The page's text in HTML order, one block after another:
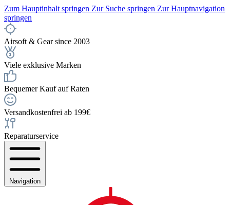
Zum Hauptinhalt springen Zur Suche springen Zur Hauptnavigation
springen
Airsoft & Gear since 2003
Viele exklusive Marken
Bequemer Kauf auf Raten
Versandkostenfrei ab 199€
Reparaturservice
Navigation